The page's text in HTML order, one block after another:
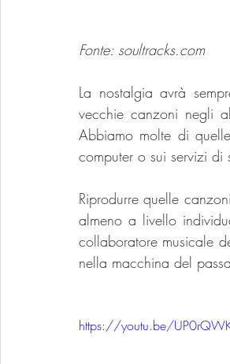
Fonte: soultracks.com
La nostalgia avrà
vecchie canzoni negli
Abbiamo molte di
computer o sui servizi di
Riprodurre quelle
almeno a livello
collaboratore musicale
nella macchina del
https://youtu.be/